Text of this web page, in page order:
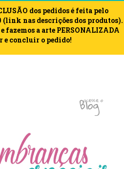
dos pedidos é feita pelo
(link nas descrições dos produtos).
fazemos a arte PERSONALIZADA
e concluir o pedido!
acesse o
blog